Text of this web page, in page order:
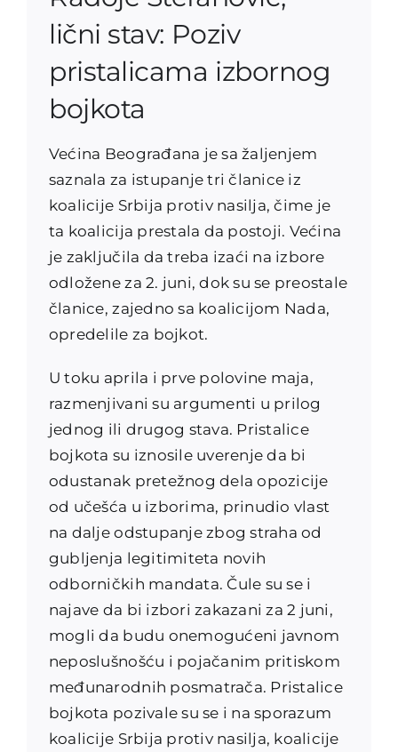
lični stav: Poziv
pristalicama izbornog
bojkota
Većina Beograđana je sa žaljenjem
saznala za istupanje tri članice iz
koalicije Srbija protiv nasilja, čime je
ta koalicija prestala da postoji. Većina
je zaključila da treba izaći na izbore
odložene za 2. juni, dok su se preostale
članice, zajedno sa koalicijom Nada,
opredelile za bojkot.
U toku aprila i prve polovine maja,
razmenjivani su argumenti u prilog
jednog ili drugog stava. Pristalice
bojkota su iznosile uverenje da bi
odustanak pretežnog dela opozicije
od učešća u izborima, prinudio vlast
na dalje odstupanje zbog straha od
gubljenja legitimiteta novih
odborničkih mandata. Čule su se i
najave da bi izbori zakazani za 2 juni,
mogli da budu onemogućeni javnom
neposlušnošću i pojačanim pritiskom
međunarodnih posmatrača. Pristalice
bojkota pozivale su se i na sporazum
koalicije Srbija protiv nasilja, koalicije